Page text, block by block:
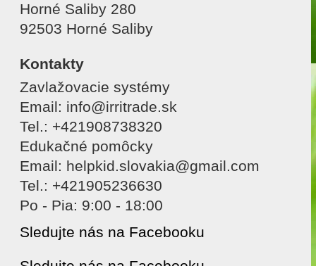
Horné Saliby 280
92503 Horné Saliby
Kontakty
Zavlažovacie systémy
Email: info@irritrade.sk
Tel.: +421908738320
Edukačné pomôcky
Email: helpkid.slovakia@gmail.com
Tel.: +421905236630
Po - Pia: 9:00 - 18:00
Sledujte nás na Facebooku